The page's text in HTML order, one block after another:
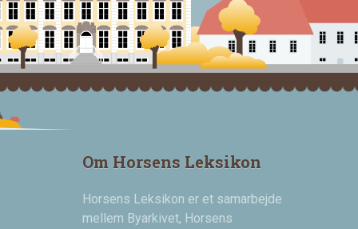
Om Horsens Leksikon
Horsens Leksikon er et samarbejde
mellem Byarkivet, Horsens